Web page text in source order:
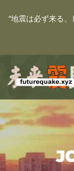
“地震は必ず来る